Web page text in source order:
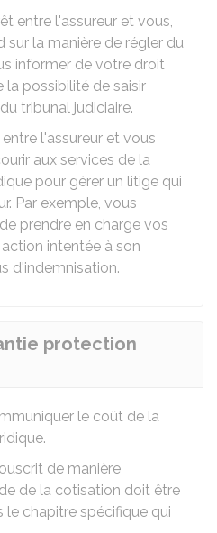
entre l'assureur et vous,
sur la manière de régler du
informer de votre droit
possibilité de saisir
tribunal judiciaire.
l'assureur et vous
aux services de la
pour gérer un litige qui
Par exemple, vous
prendre en charge vos
intentée à son
d'indemnisation.
protection
le coût de la
de manière
de la cotisation doit être
le chapitre spécifique qui